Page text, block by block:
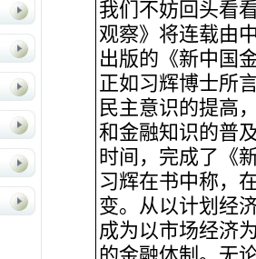
我们不妨回头看
观察》将连载由
出版的《新中国
正如习辉博士所
民主意识的提高
和金融知识的普
时间，完成了《
习辉在书中称，
变。从以计划经
成为以市场经济